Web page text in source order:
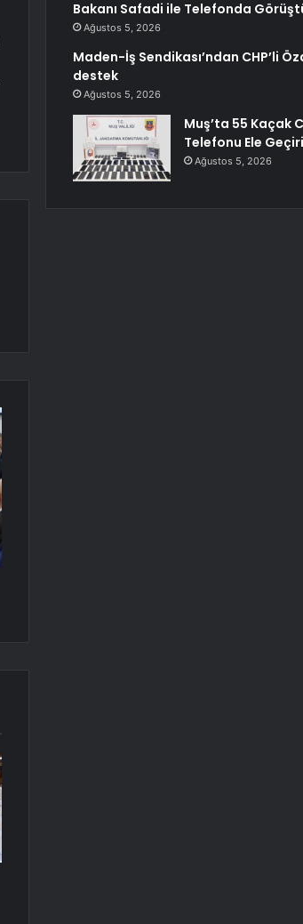
Bakanı Safadi ile Telefonda
Ağustos 5, 2026
Maden-İş Sendikası’ndan CHP’li
destek
Ağustos 5, 2026
Muş’ta 55 Kaçak
Telefonu Ele
Ağustos 5, 2026